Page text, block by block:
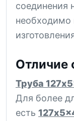
соединения
необходимо
Отличие
Труба
Для более
есть